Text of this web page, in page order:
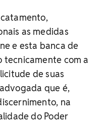
as medidas
e esta banca de
tecnicamente com a
de suas
que é,
na
do Poder